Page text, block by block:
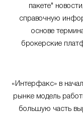
пакете"
справочную
основе
брокерские
«Интерфакс» в
рынке модель
большую часть